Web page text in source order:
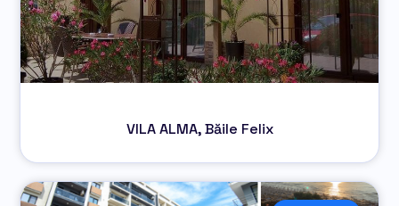
VILA ALMA, Băile Felix